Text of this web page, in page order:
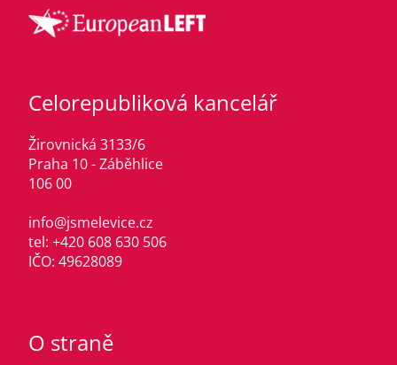
Celorepubliková kancelář
Žirovnická 3133/6
Praha 10 - Záběhlice
106 00
info@jsmelevice.cz
tel: +420 608 630 506
IČO: 49628089
O straně